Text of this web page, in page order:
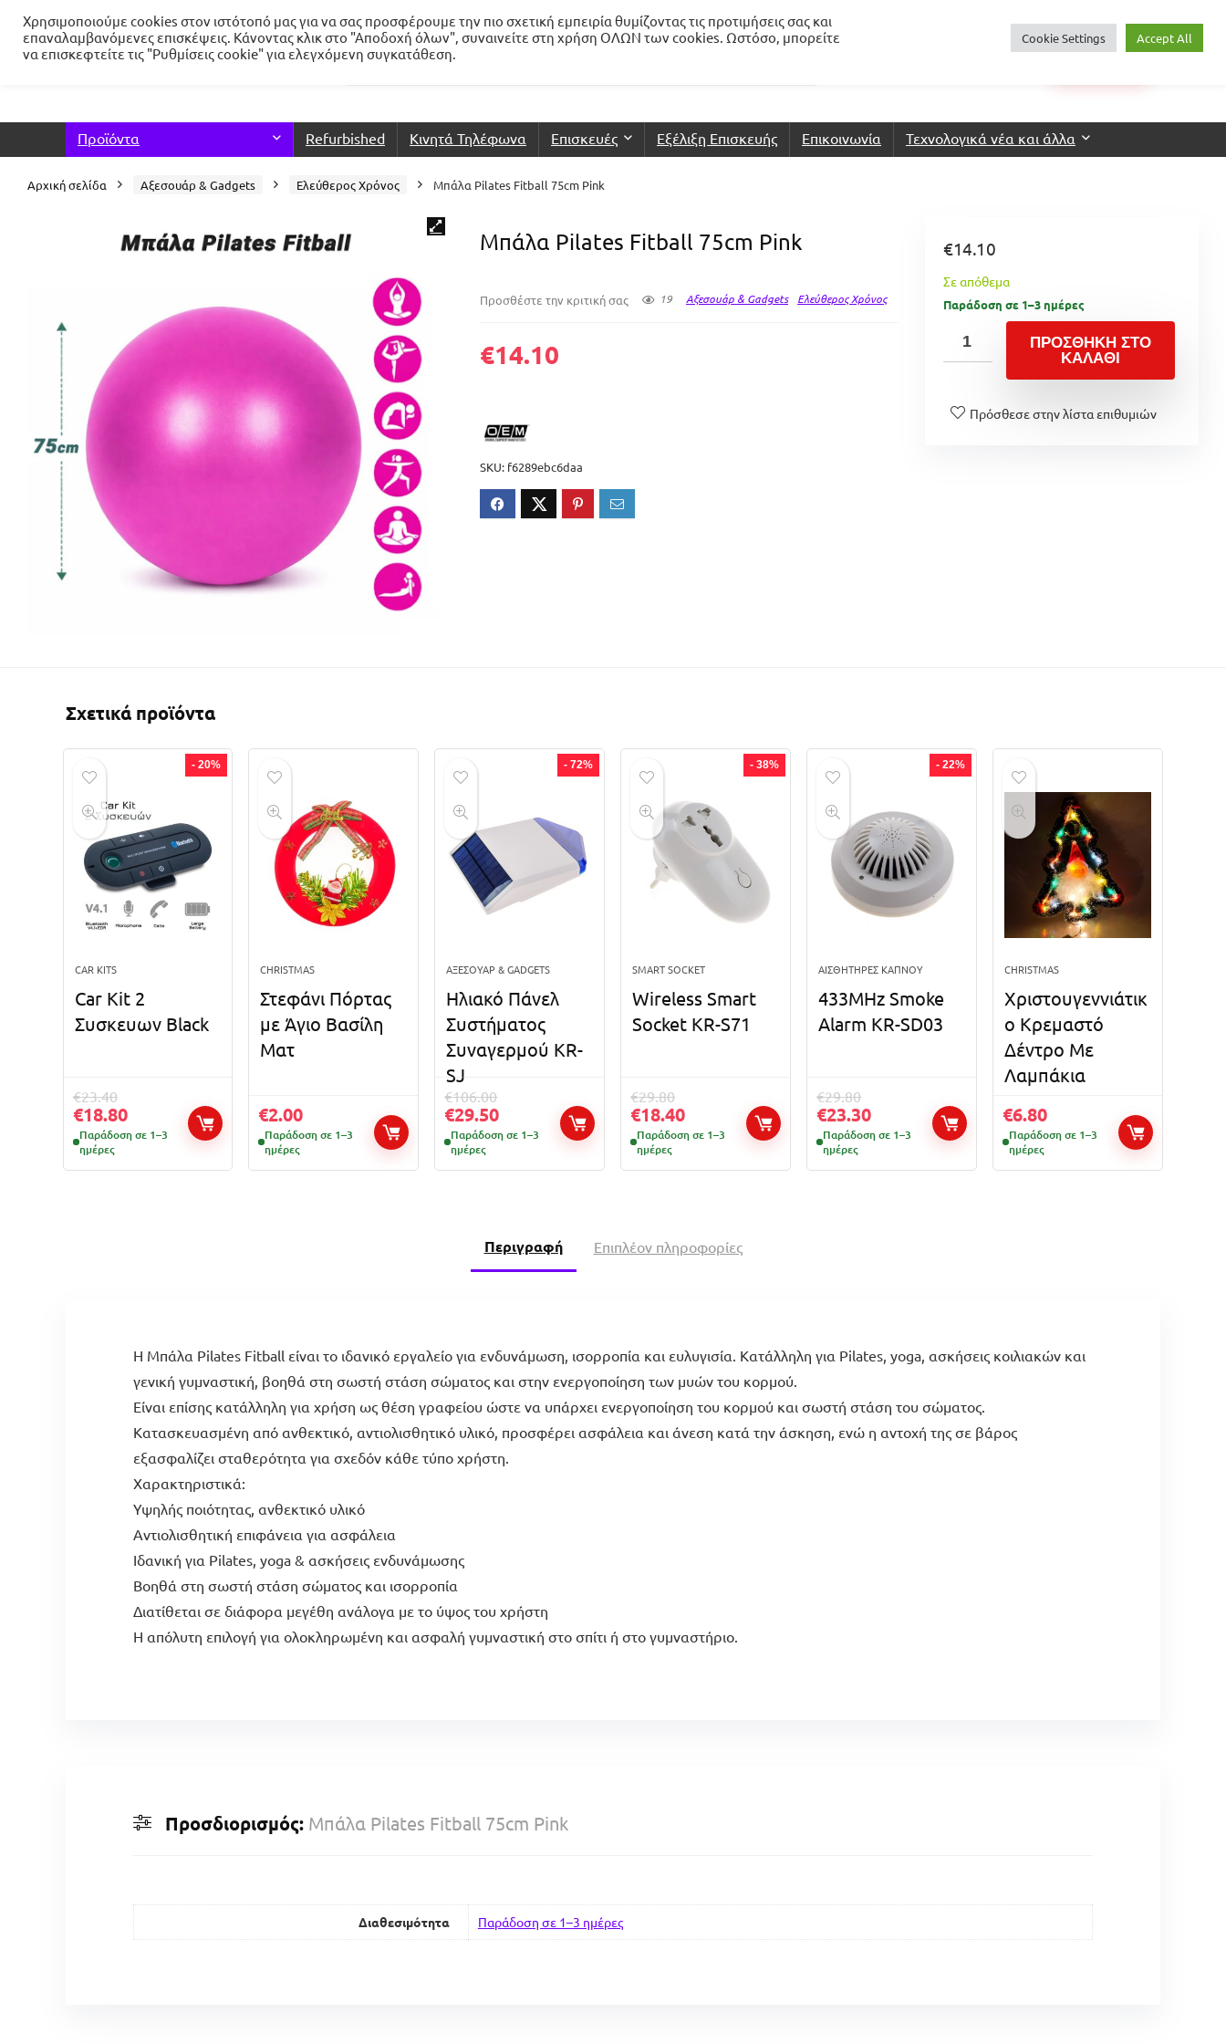
0
Προϊόντα Refurbished Κινητά Τηλέφωνα Επισκευές Εξέλιξη Επισκευής Επικοινωνία Τεχνολογικά νέα και άλλα
Αρχική σελίδα Αξεσουάρ & Gadgets Ελεύθερος Χρόνος Μπάλα Pilates Fitball 75cm Pink
Μπάλα Pilates Fitball 75cm Pink
Προσθέστε την κριτική σας 19 Αξεσουάρ & Gadgets Ελεύθερος Χρόνος
€14.10
SKU: f6289ebc6daa
€14.10
Σε απόθεμα
Παράδοση σε 1–3 ημέρες
ΠΡΟΣΘΉΚΗ ΣΤΟ
ΚΑΛΆΘΙ
Πρόσθεσε στην λίστα επιθυμιών
Σχετικά προϊόντα
- 20%
CAR KITS
Car Kit 2
Συσκευων Black
€23.40
€18.80
Παράδοση σε 1–3
ημέρες
CHRISTMAS
Στεφάνι Πόρτας
με Άγιο Βασίλη
Ματ
€2.00
Παράδοση σε 1–3
ημέρες
- 72%
ΑΞΕΣΟΥΆΡ & GADGETS
Ηλιακό Πάνελ
Συστήματος
Συναγερμού KR-
SJ
€106.00
€29.50
Παράδοση σε 1–3
ημέρες
- 38%
SMART SOCKET
Wireless Smart
Socket KR-S71
€29.80
€18.40
Παράδοση σε 1–3
ημέρες
- 22%
ΑΙΣΘΗΤΉΡΕΣ ΚΑΠΝΟΎ
433MHz Smoke
Alarm KR-SD03
€29.80
€23.30
Παράδοση σε 1–3
ημέρες
CHRISTMAS
Χριστουγεννιάτικ
ο Κρεμαστό
Δέντρο Με
Λαμπάκια
€6.80
Παράδοση σε 1–3
ημέρες
Περιγραφή Επιπλέον πληροφορίες
Η Μπάλα Pilates Fitball είναι το ιδανικό εργαλείο για ενδυνάμωση, ισορροπία και ευλυγισία. Κατάλληλη για Pilates, yoga, ασκήσεις κοιλιακών και
γενική γυμναστική, βοηθά στη σωστή στάση σώματος και στην ενεργοποίηση των μυών του κορμού.
Είναι επίσης κατάλληλη για χρήση ως θέση γραφείου ώστε να υπάρχει ενεργοποίηση του κορμού και σωστή στάση του σώματος.
Κατασκευασμένη από ανθεκτικό, αντιολισθητικό υλικό, προσφέρει ασφάλεια και άνεση κατά την άσκηση, ενώ η αντοχή της σε βάρος
εξασφαλίζει σταθερότητα για σχεδόν κάθε τύπο χρήστη.
Χαρακτηριστικά:
Υψηλής ποιότητας, ανθεκτικό υλικό
Αντιολισθητική επιφάνεια για ασφάλεια
Ιδανική για Pilates, yoga & ασκήσεις ενδυνάμωσης
Βοηθά στη σωστή στάση σώματος και ισορροπία
Διατίθεται σε διάφορα μεγέθη ανάλογα με το ύψος του χρήστη
Η απόλυτη επιλογή για ολοκληρωμένη και ασφαλή γυμναστική στο σπίτι ή στο γυμναστήριο.
Προσδιορισμός: Μπάλα Pilates Fitball 75cm Pink
Διαθεσιμότητα Παράδοση σε 1–3 ημέρες
Χρησιμοποιούμε cookies στον ιστότοπό μας για να σας προσφέρουμε την πιο σχετική εμπειρία θυμίζοντας τις προτιμήσεις σας και
επαναλαμβανόμενες επισκέψεις. Κάνοντας κλικ στο "Αποδοχή όλων", συναινείτε στη χρήση ΟΛΩΝ των cookies. Ωστόσο, μπορείτε
να επισκεφτείτε τις "Ρυθμίσεις cookie" για ελεγχόμενη συγκατάθεση.
Cookie Settings Accept All